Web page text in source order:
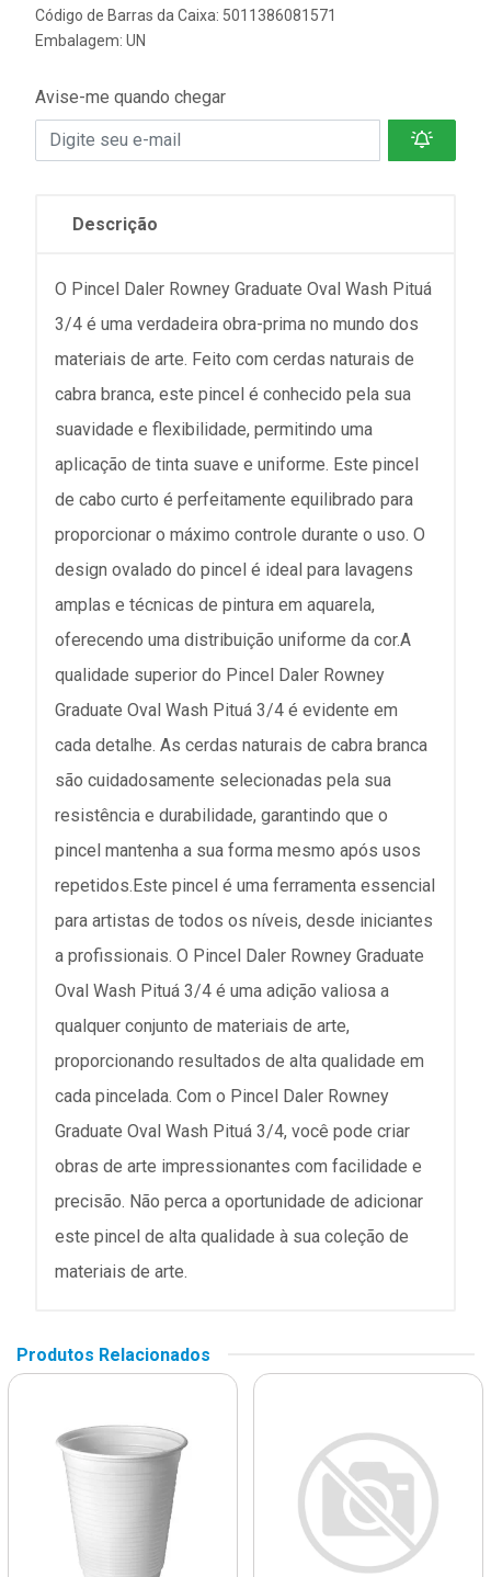
Código de Barras da Caixa: 5011386081571
Embalagem: UN
Avise-me quando chegar
Descrição
O Pincel Daler Rowney Graduate Oval Wash Pituá
3/4 é uma verdadeira obra-prima no mundo dos
materiais de arte. Feito com cerdas naturais de
cabra branca, este pincel é conhecido pela sua
suavidade e flexibilidade, permitindo uma
aplicação de tinta suave e uniforme. Este pincel
de cabo curto é perfeitamente equilibrado para
proporcionar o máximo controle durante o uso. O
design ovalado do pincel é ideal para lavagens
amplas e técnicas de pintura em aquarela,
oferecendo uma distribuição uniforme da cor.A
qualidade superior do Pincel Daler Rowney
Graduate Oval Wash Pituá 3/4 é evidente em
cada detalhe. As cerdas naturais de cabra branca
são cuidadosamente selecionadas pela sua
resistência e durabilidade, garantindo que o
pincel mantenha a sua forma mesmo após usos
repetidos.Este pincel é uma ferramenta essencial
para artistas de todos os níveis, desde iniciantes
a profissionais. O Pincel Daler Rowney Graduate
Oval Wash Pituá 3/4 é uma adição valiosa a
qualquer conjunto de materiais de arte,
proporcionando resultados de alta qualidade em
cada pincelada. Com o Pincel Daler Rowney
Graduate Oval Wash Pituá 3/4, você pode criar
obras de arte impressionantes com facilidade e
precisão. Não perca a oportunidade de adicionar
este pincel de alta qualidade à sua coleção de
materiais de arte.
Produtos Relacionados